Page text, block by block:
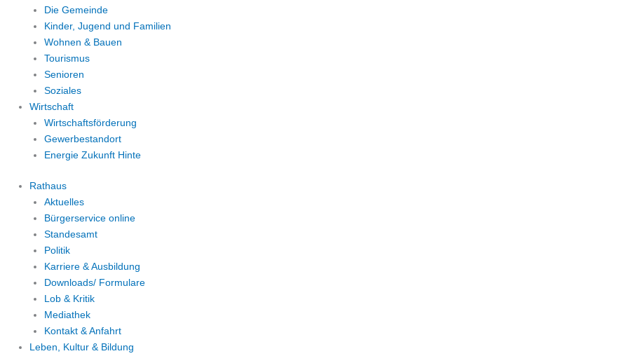
Die Gemeinde
Kinder, Jugend und Familien
Wohnen & Bauen
Tourismus
Senioren
Soziales
Wirtschaft
Wirtschaftsförderung
Gewerbestandort
Energie Zukunft Hinte
Rathaus
Aktuelles
Bürgerservice online
Standesamt
Politik
Karriere & Ausbildung
Downloads/ Formulare
Lob & Kritik
Mediathek
Kontakt & Anfahrt
Leben, Kultur & Bildung